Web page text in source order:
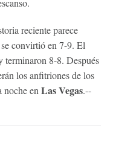
reciente parece
convirtió en 7-9. El
terminaron 8-8. Después
los anfitriones de los
noche en Las Vegas.--